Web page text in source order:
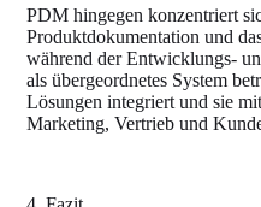
PDM hingegen konzentriert
Produktdokumentation und
während der Entwicklungs-
als übergeordnetes System
Lösungen integriert und sie
Marketing, Vertrieb und